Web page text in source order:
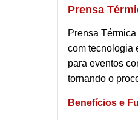
Prensa
Prensa
com tecnologia
para eventos
tornando o
Benefícios e